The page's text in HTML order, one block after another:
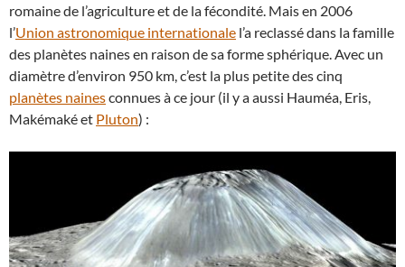
romaine de l’agriculture et de la fécondité. Mais en 2006
l’Union astronomique internationale l’a reclassé dans la famille
des planètes naines en raison de sa forme sphérique. Avec un
diamètre d’environ 950 km, c’est la plus petite des cinq
planètes nainesconnues à ce jour (il y a aussi Hauméa, Eris,
Makémaké et Pluton) :